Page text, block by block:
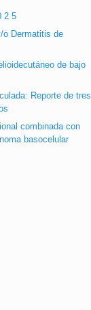
2 5
o Dermatitis de
de bajo
Reporte de tres
combinada con
basocelular